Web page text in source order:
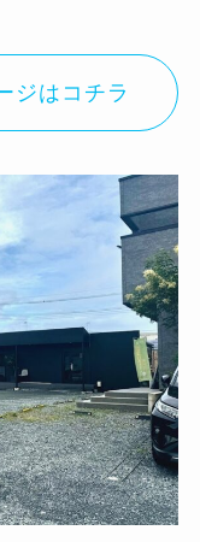
ジはコチラ